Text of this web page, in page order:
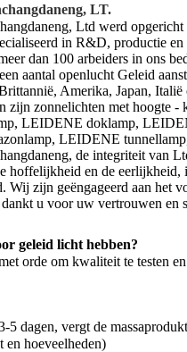
LT.
Ltd werd
in R&D, productie
dan 100 arbeiders in ons
aantal openlucht Geleid
Amerika, Japan,
zijn zonnelichten met hoogte
LEIDENE doklamp,
LEIDENE
de integriteit van
hoffelijkheid en de
Wij zijn geëngageerd aan het
u voor uw vertrouwen en
geleid licht hebben?
orde om kwaliteit te testen
5 dagen, vergt de
hoeveelheden)